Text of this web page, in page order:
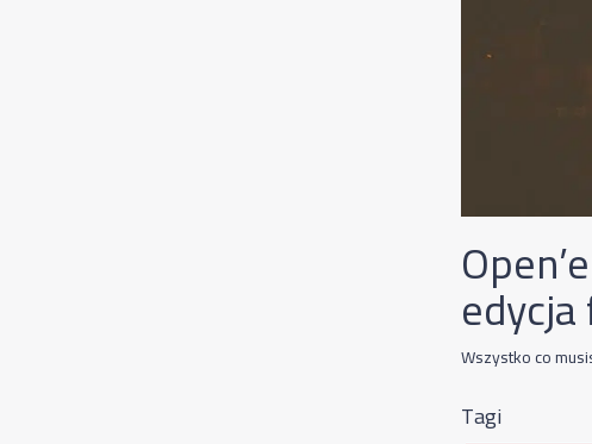
Wszystko co
Tagi